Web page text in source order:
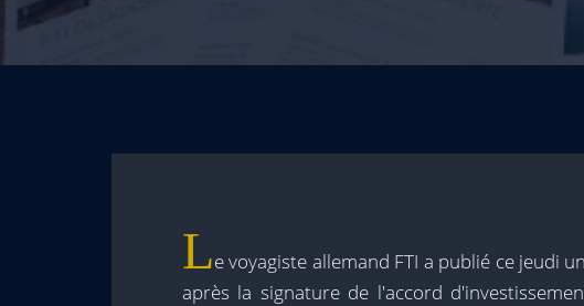
Le voyagiste allemand FTI a publié ce jeudi
après la signature de l'accord